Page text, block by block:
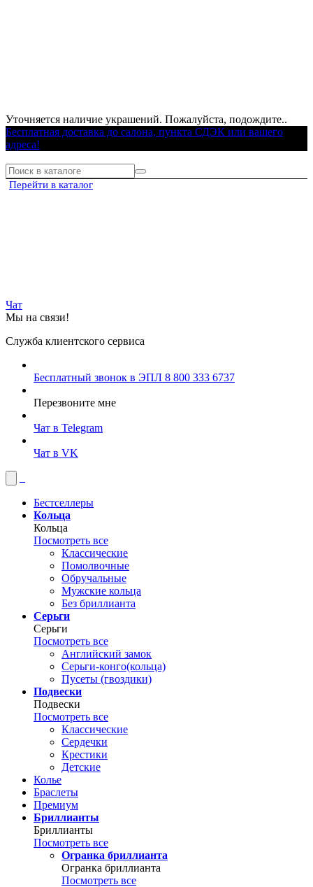
Уточняется наличие украшений. Пожалуйста, подождите..
Бесплатная доставка до салона, пункта СДЭК или вашего
адреса!
Перейти в каталог
Чат
Мы на связи!
Служба клиентского сервиса
Бесплатный звонок в ЭПЛ 8 800 333 6737
Перезвоните мне
Чат в Telegram
Чат в VK
Бестселлеры
Кольца
Кольца
Посмотреть все
Классические
Помолвочные
Обручальные
Мужские кольца
Без бриллианта
Серьги
Серьги
Посмотреть все
Английский замок
Серьги-конго(кольца)
Пусеты (гвоздики)
Подвески
Подвески
Посмотреть все
Классические
Сердечки
Крестики
Детские
Колье
Браслеты
Премиум
Бриллианты
Бриллианты
Посмотреть все
Огранка бриллианта
Огранка бриллианта
Посмотреть все